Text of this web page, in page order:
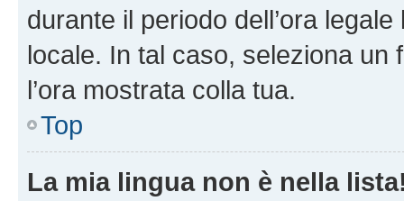
durante il periodo dell’ora
locale. In tal caso, seleziona
l’ora mostrata colla tua.
Top
La mia lingua non è nella